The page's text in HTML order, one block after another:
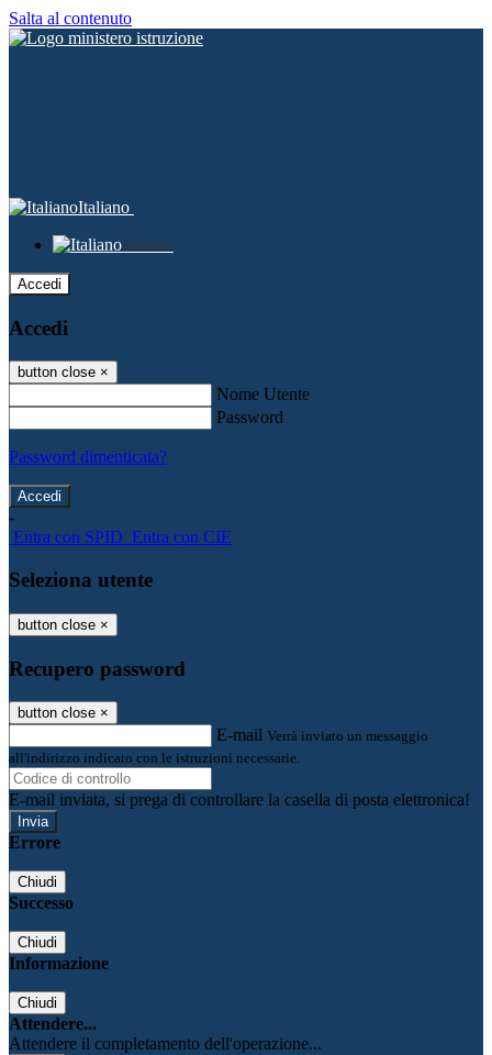
Salta al contenuto
Italiano
Italiano
Accedi
Accedi
button close ×
Nome Utente
Password
Password dimenticata?
-
Entra con SPID Entra con CIE
Seleziona utente
button close ×
Recupero password
button close ×
E-mail Verrà inviato un messaggio
all'indirizzo indicato con le istruzioni necessarie.
E-mail inviata, si prega di controllare la casella di posta elettronica!
Errore
Chiudi
Successo
Chiudi
Informazione
Chiudi
Attendere...
Attendere il completamento dell'operazione...